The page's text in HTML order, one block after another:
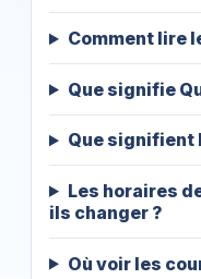
Comment lire
Que signifie
Que signifient
Les horaires
ils changer ?
Où voir les